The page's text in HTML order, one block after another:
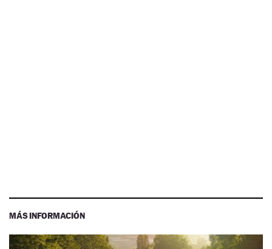
MÁS INFORMACIÓN